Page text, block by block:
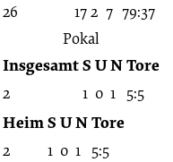
26 172 7 79:37
Pokal
InsgesamtS UNTore
2 1 0 1 5:5
HeimS UNTore
2 1 0 1 5:5